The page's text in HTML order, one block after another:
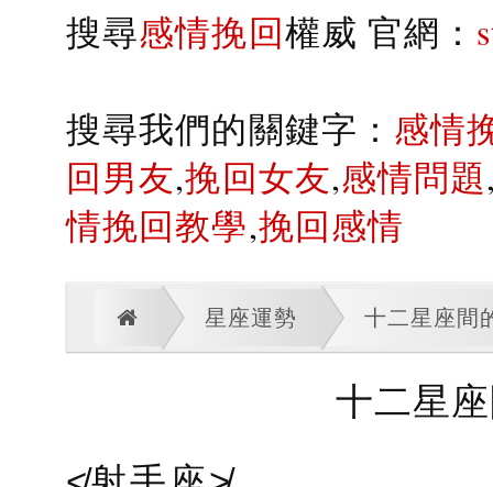
搜尋感情挽回權威 官網：
搜尋我們的關鍵字： 感情
回男友,挽回女友,感情問題
情挽回教學,挽回感情
星座運勢 十二星座間
十二星